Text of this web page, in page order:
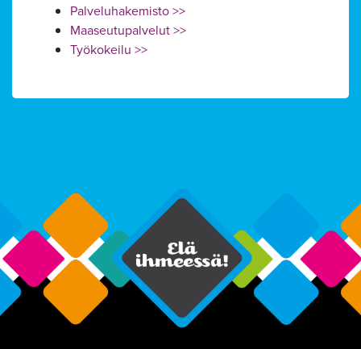
Palveluhakemisto >>
Maaseutupalvelut >>
Työkokeilu >>